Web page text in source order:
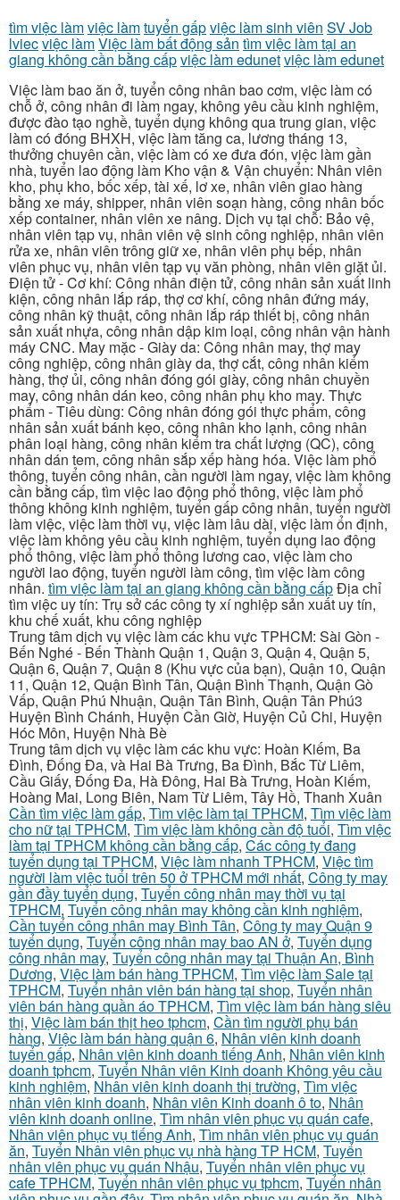
tìm việc làmviệc làmtuyển gấpviệc làm sinh viên SV Job
lviecviệc làmViệc làm bất động sản tìm việc làm tại an
giang không cần bằng cấpviệc làm edunetviệc làm edunet
Việc làm bao ăn ở, tuyển công nhân bao cơm, việc làm có
chỗ ở, công nhân đi làm ngay, không yêu cầu kinh nghiệm,
được đào tạo nghề, tuyển dụng không qua trung gian, việc
làm có đóng BHXH, việc làm tăng ca, lương tháng 13,
thưởng chuyên cần, việc làm có xe đưa đón, việc làm gần
nhà, tuyển lao động làm Kho vận & Vận chuyển: Nhân viên
kho, phụ kho, bốc xếp, tài xế, lơ xe, nhân viên giao hàng
bằng xe máy, shipper, nhân viên soạn hàng, công nhân bốc
xếp container, nhân viên xe nâng. Dịch vụ tại chỗ: Bảo vệ,
nhân viên tạp vụ, nhân viên vệ sinh công nghiệp, nhân viên
rửa xe, nhân viên trông giữ xe, nhân viên phụ bếp, nhân
viên phục vụ, nhân viên tạp vụ văn phòng, nhân viên giặt ủi.
Điện tử - Cơ khí: Công nhân điện tử, công nhân sản xuất linh
kiện, công nhân lắp ráp, thợ cơ khí, công nhân đứng máy,
công nhân kỹ thuật, công nhân lắp ráp thiết bị, công nhân
sản xuất nhựa, công nhân dập kim loại, công nhân vận hành
máy CNC. May mặc - Giày da: Công nhân may, thợ may
công nghiệp, công nhân giày da, thợ cắt, công nhân kiểm
hàng, thợ ủi, công nhân đóng gói giày, công nhân chuyền
may, công nhân dán keo, công nhân phụ kho may. Thực
phẩm - Tiêu dùng: Công nhân đóng gói thực phẩm, công
nhân sản xuất bánh kẹo, công nhân kho lạnh, công nhân
phân loại hàng, công nhân kiểm tra chất lượng (QC), công
nhân dán tem, công nhân sắp xếp hàng hóa. Việc làm phổ
thông, tuyển công nhân, cần người làm ngay, việc làm không
cần bằng cấp, tìm việc lao động phổ thông, việc làm phổ
thông không kinh nghiệm, tuyển gấp công nhân, tuyển người
làm việc, việc làm thời vụ, việc làm lâu dài, việc làm ổn định,
việc làm không yêu cầu kinh nghiệm, tuyển dụng lao động
phổ thông, việc làm phổ thông lương cao, việc làm cho
người lao động, tuyển người làm công, tìm việc làm công
nhân. tìm việc làm tại an giang không cần bằng cấpĐịa chỉ
tìm việc uy tín: Trụ sở các công ty xí nghiệp sản xuất uy tín,
khu chế xuất, khu công nghiệp
Trung tâm dịch vụ việc làm các khu vực TPHCM: Sài Gòn -
Bến Nghé - Bến Thành Quận 1, Quận 3, Quận 4, Quận 5,
Quận 6, Quận 7, Quận 8 (Khu vực của bạn), Quận 10, Quận
11, Quận 12, Quận Bình Tân, Quận Bình Thạnh, Quận Gò
Vấp, Quận Phú Nhuận, Quận Tân Bình, Quận Tân Phú3
Huyện Bình Chánh, Huyện Cần Giờ, Huyện Củ Chi, Huyện
Hóc Môn, Huyện Nhà Bè
Trung tâm dịch vụ việc làm các khu vực: Hoàn Kiếm, Ba
Đình, Đống Đa, và Hai Bà Trưng, Ba Đình, Bắc Từ Liêm,
Cầu Giấy, Đống Đa, Hà Đông, Hai Bà Trưng, Hoàn Kiếm,
Hoàng Mai, Long Biên, Nam Từ Liêm, Tây Hồ, Thanh Xuân
Cần tìm việc làm gấp, Tìm việc làm tại TPHCM, Tìm việc làm
cho nữ tại TPHCM, Tìm việc làm không cần độ tuổi, Tìm việc
làm tại TPHCM không cần bằng cấp, Các công ty đang
tuyển dụng tại TPHCM, Việc làm nhanh TPHCM, Việc tìm
người làm việc tuổi trên 50 ở TPHCM mới nhất, Công ty may
gần đầy tuyển dụng, Tuyển công nhân may thời vụ tại
TPHCM, Tuyển công nhân may không cần kinh nghiệm,
Cần tuyển công nhân may Bình Tân, Công ty may Quận 9
tuyển dụng, Tuyển công nhân may bao AN ở, Tuyển dụng
công nhân may, Tuyển công nhân may tại Thuận An, Bình
Dương, Việc làm bán hàng TPHCM, Tìm việc làm Sale tại
TPHCM, Tuyển nhân viên bán hàng tại shop, Tuyển nhân
viên bán hàng quần áo TPHCM, Tìm việc làm bán hàng siêu
thị, Việc làm bán thịt heo tphcm, Cần tìm người phụ bán
hàng, Việc làm bán hàng quận 6, Nhân viên kinh doanh
tuyển gấp, Nhân viên kinh doanh tiếng Anh, Nhân viên kinh
doanh tphcm, Tuyển Nhân viên Kinh doanh Không yêu cầu
kinh nghiệm, Nhân viên kinh doanh thị trường, Tìm việc
nhân viên kinh doanh, Nhân viên Kinh doanh ô to, Nhân
viên kinh doanh online, Tìm nhân viên phục vụ quán cafe,
Nhân viên phục vụ tiếng Anh, Tìm nhân viên phục vụ quán
ăn, Tuyển Nhân viên phục vụ nhà hàng TP HCM, Tuyển
nhân viên phục vụ quán Nhậu, Tuyển nhân viên phục vụ
cafe TPHCM, Tuyển nhân viên phục vụ tphcm, Tuyển nhân